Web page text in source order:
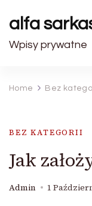
alfa
Wpisy prywatne
Home Bez
BEZ KATEGORII
Jak
Admin 1